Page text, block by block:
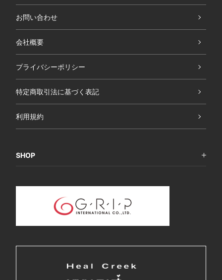
お問い合わせ
会社概要
プライバシーポリシー
特定商取引法に基づく表記
利用規約
SHOP